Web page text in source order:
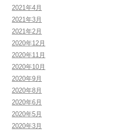
2021年4月
2021年3月
2021年2月
2020年12月
2020年11月
2020年10月
2020年9月
2020年8月
2020年6月
2020年5月
2020年3月